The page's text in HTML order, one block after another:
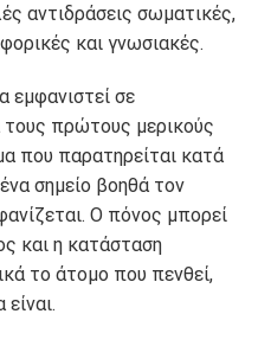
αντιδράσεις σωματικές,
και γνωσιακές.
εμφανιστεί σε
πρώτους μερικούς
που παρατηρείται κατά
σημείο βοηθά τον
Ο πόνος μπορεί
και η κατάσταση
το άτομο που πενθεί,